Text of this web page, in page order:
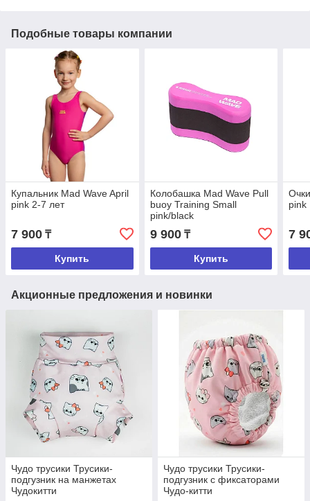
Подобные товары компании
Купальник Mad Wave April
pink 2-7 лет
7 900 ₸
Купить
Колобашка Mad Wave Pull
buoy Training Small
pink/black
9 900₸
Купить
pink
7
Акционные предложения и новинки
Чудо трусики Трусики-
подгузник на манжетах
Чудокитти
Чудо трусики Трусики-
подгузник с фиксаторами
Чудо-китти